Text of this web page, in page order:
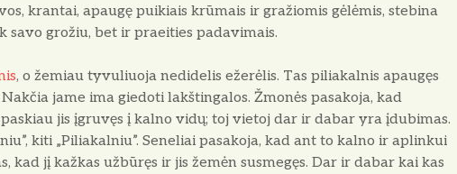
krantai, apaugę puikiais krūmais ir gražiomis gėlėmis, stebina
savo grožiu, bet ir praeities padavimais.
, o žemiau tyvuliuoja nedidelis ežerėlis. Tas piliakalnis apaugęs
jame ima giedoti lakštingalos. Žmonės pasakoja, kad
jis įgruvęs į kalno vidų; toj vietoj dar ir dabar yra įdubimas.
kiti „Piliakalniu”. Seneliai pasakoja, kad ant to kalno ir aplinkui
kad jį kažkas užbūręs ir jis žemėn susmegęs. Dar ir dabar kai kas